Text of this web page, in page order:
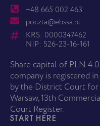
+48 665 002 463
poczta@ebssa.pl
KRS: 0000347462
NIP: 526-23-16-161
Share capital of PLN 4
company is registered
by the District Court
Warsaw, 13th
Court Register.
START HERE